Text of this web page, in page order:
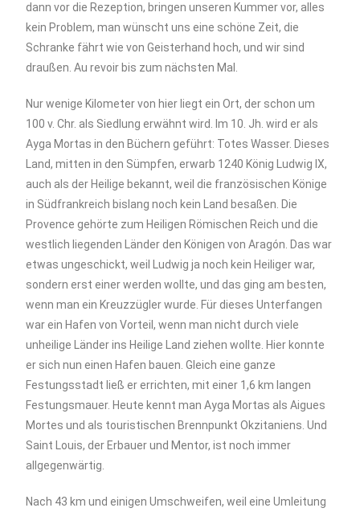
dann vor die Rezeption, bringen unseren Kummer vor, alles
kein Problem, man wünscht uns eine schöne Zeit, die
Schranke fährt wie von Geisterhand hoch, und wir sind
draußen. Au revoir bis zum nächsten Mal.
Nur wenige Kilometer von hier liegt ein Ort, der schon um
100 v. Chr. als Siedlung erwähnt wird. Im 10. Jh. wird er als
Ayga Mortas in den Büchern geführt: Totes Wasser. Dieses
Land, mitten in den Sümpfen, erwarb 1240 König Ludwig IX,
auch als der Heilige bekannt, weil die französischen Könige
in Südfrankreich bislang noch kein Land besaßen. Die
Provence gehörte zum Heiligen Römischen Reich und die
westlich liegenden Länder den Königen von Aragón. Das war
etwas ungeschickt, weil Ludwig ja noch kein Heiliger war,
sondern erst einer werden wollte, und das ging am besten,
wenn man ein Kreuzzügler wurde. Für dieses Unterfangen
war ein Hafen von Vorteil, wenn man nicht durch viele
unheilige Länder ins Heilige Land ziehen wollte. Hier konnte
er sich nun einen Hafen bauen. Gleich eine ganze
Festungsstadt ließ er errichten, mit einer 1,6 km langen
Festungsmauer. Heute kennt man Ayga Mortas als Aigues
Mortes und als touristischen Brennpunkt Okzitaniens. Und
Saint Louis, der Erbauer und Mentor, ist noch immer
allgegenwärtig.
Nach 43 km und einigen Umschweifen, weil eine Umleitung